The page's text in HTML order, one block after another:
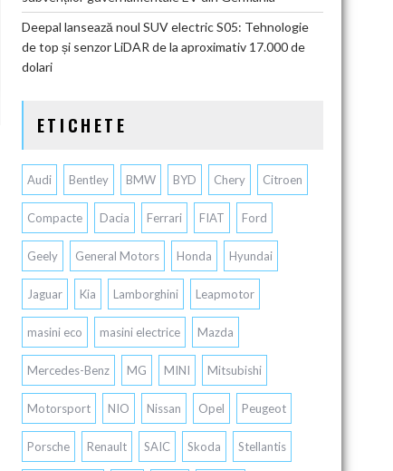
Deepal lansează noul SUV electric S05: Tehnologie
de top și senzor LiDAR de la aproximativ 17.000 de
dolari
ETICHETE
Audi Bentley BMW BYD Chery Citroen
Compacte Dacia Ferrari FIAT Ford
Geely General Motors Honda Hyundai
Jaguar Kia Lamborghini Leapmotor
masini eco masini electrice Mazda
Mercedes-Benz MG MINI Mitsubishi
Motorsport NIO Nissan Opel Peugeot
Porsche Renault SAIC Skoda Stellantis